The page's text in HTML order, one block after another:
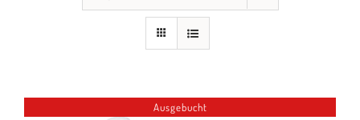
Aufzeichnungen
Kontakt
Ausgebucht